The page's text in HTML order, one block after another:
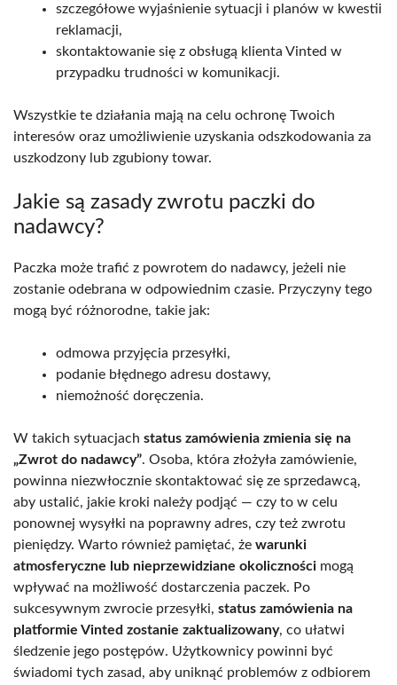
szczegółowe wyjaśnienie sytuacji i planów w kwestii
reklamacji,
skontaktowanie się z obsługą klienta Vinted w
przypadku trudności w komunikacji.
Wszystkie te działania mają na celu ochronę Twoich
interesów oraz umożliwienie uzyskania odszkodowania za
uszkodzony lub zgubiony towar.
Jakie są zasady zwrotu paczki do
nadawcy?
Paczka może trafić z powrotem do nadawcy, jeżeli nie
zostanie odebrana w odpowiednim czasie. Przyczyny tego
mogą być różnorodne, takie jak:
odmowa przyjęcia przesyłki,
podanie błędnego adresu dostawy,
niemożność doręczenia.
W takich sytuacjach status zamówienia zmienia się na
„Zwrot do nadawcy”. Osoba, która złożyła zamówienie,
powinna niezwłocznie skontaktować się ze sprzedawcą,
aby ustalić, jakie kroki należy podjąć — czy to w celu
ponownej wysyłki na poprawny adres, czy też zwrotu
pieniędzy. Warto również pamiętać, że warunki
atmosferyczne lub nieprzewidziane okoliczności mogą
wpływać na możliwość dostarczenia paczek. Po
sukcesywnym zwrocie przesyłki, status zamówienia na
platformie Vinted zostanie zaktualizowany, co ułatwi
śledzenie jego postępów. Użytkownicy powinni być
świadomi tych zasad, aby uniknąć problemów z odbiorem